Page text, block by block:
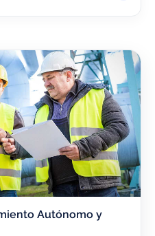
Autónomo y